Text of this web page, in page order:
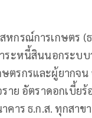
กรณ์การเกษตร (
ระหนี้สินนอกระบบ
ตรกรและผู้ยากจ
ย อัตราดอกเบี้ย
คาร ธ.ก.ส. ทุกสา